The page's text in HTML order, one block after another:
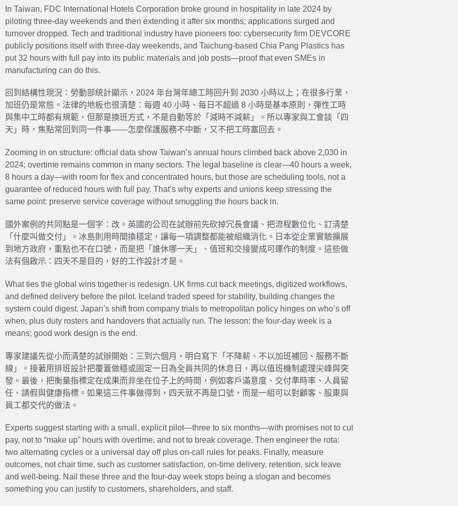
In Taiwan, FDC International Hotels Corporation broke ground in hospitality in late 2024 by
piloting three-day weekends and then extending it after six months; applications surged and
turnover dropped. Tech and traditional industry have pioneers too: cybersecurity firm DEVCORE
publicly positions itself with three-day weekends, and Taichung-based Chia Pang Plastics has
put 32 hours with full pay into its public materials and job posts—proof that even SMEs in
manufacturing can do this.
回到結構性現況：勞動部統計顯示，2024 年台灣年總工時回升到 2030 小時以上；在很多行業，
加班仍是常態。法律的地板也很清楚：每週 40 小時、每日不超過 8 小時是基本原則，彈性工時
與集中工時都有規範，但那是換班方式，不是自動等於「減時不減薪」。所以專家與工會談「四
天」時，焦點常回到同一件事——怎麼保護服務不中斷，又不把工時塞回去。
Zooming in on structure: official data show Taiwan’s annual hours climbed back above 2,030 in
2024; overtime remains common in many sectors. The legal baseline is clear—40 hours a week,
8 hours a day—with room for flex and concentrated hours, but those are scheduling tools, not a
guarantee of reduced hours with full pay. That’s why experts and unions keep stressing the
same point: preserve service coverage without smuggling the hours back in.
國外案例的共同點是一個字：改。英國的公司在試辦前先砍掉冗長會議、把流程數位化、訂清楚
「什麼叫做交付」。冰島則用時間換穩定，讓每一項調整都能被組織消化。日本從企業實驗擴展
到地方政府，重點也不在口號，而是把「誰休哪一天」、值班和交接變成可運作的制度。這些做
法有個啟示：四天不是目的，好的工作設計才是。
What ties the global wins together is redesign. UK firms cut back meetings, digitized workflows,
and defined delivery before the pilot. Iceland traded speed for stability, building changes the
system could digest. Japan’s shift from company trials to metropolitan policy hinges on who’s off
when, plus duty rosters and handovers that actually run. The lesson: the four-day week is a
means; good work design is the end.
專家建議先從小而清楚的試辦開始：三到六個月，明白寫下「不降薪、不以加班補回、服務不斷
線」。接著用排班設計把覆蓋做穩或固定一日為全員共同的休息日，再以值班機制處理尖峰與突
發。最後，把衡量指標定在成果而非坐在位子上的時間，例如客戶滿意度、交付準時率、人員留
任、請假與健康指標。如果這三件事做得到，四天就不再是口號，而是一組可以對顧客、股東與
員工都交代的做法。
Experts suggest starting with a small, explicit pilot—three to six months—with promises not to cut
pay, not to “make up” hours with overtime, and not to break coverage. Then engineer the rota:
two alternating cycles or a universal day off plus on-call rules for peaks. Finally, measure
outcomes, not chair time, such as customer satisfaction, on-time delivery, retention, sick leave
and well-being. Nail these three and the four-day week stops being a slogan and becomes
something you can justify to customers, shareholders, and staff.